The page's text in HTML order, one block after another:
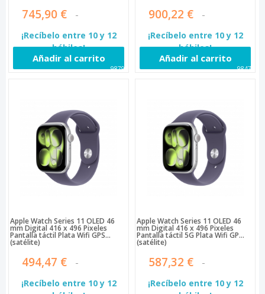
745,90 €
¡Recíbelo entre 10 y 12
hábiles!
Añadir al carrito
98797
900,22 €
¡Recíbelo entre 10 y 12
hábiles!
Añadir al carrito
98474
Apple Watch Series 11 OLED 46
mm Digital 416 x 496 Pixeles
Pantalla táctil Plata Wifi GPS
(satélite)
494,47 €
¡Recíbelo entre 10 y 12
Apple Watch Series 11 OLED 46
mm Digital 416 x 496 Pixeles
Pantalla táctil 5G Plata Wifi GPS
(satélite)
587,32 €
¡Recíbelo entre 10 y 12